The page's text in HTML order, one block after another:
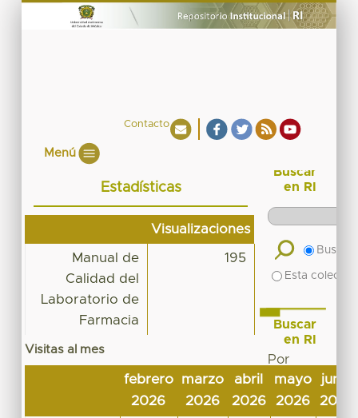
Contacto
Menú
Estadísticas
Visualizaciones
Manual de
Calidad del
Laboratorio de
Farmacia
195
Visitas al mes
febrero
2026
marzo
2026
abril
2026
mayo
2026
junio
2026
Buscar
en RI
Buscar
Esta
Buscar
en RI
Por
Fecha
de
publicación